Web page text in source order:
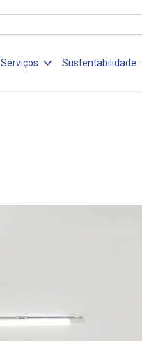
Serviços Sustentabilidade